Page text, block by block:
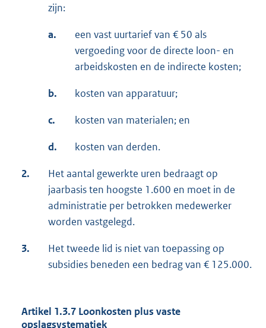
zijn:
a.
een vast uurtarief van € 50 als
vergoeding voor de directe loon- en
arbeidskosten en de indirecte kosten;
b. kosten van apparatuur;
c. kosten van materialen; en
d. kosten van derden.
2.
Het aantal gewerkte uren bedraagt op
jaarbasis ten hoogste 1.600 en moet in de
administratie per betrokken medewerker
worden vastgelegd.
3.
Het tweede lid is niet van toepassing op
subsidies beneden een bedrag van € 125.000.
Artikel 1.3.7 Loonkosten plus vaste
opslagsystematiek